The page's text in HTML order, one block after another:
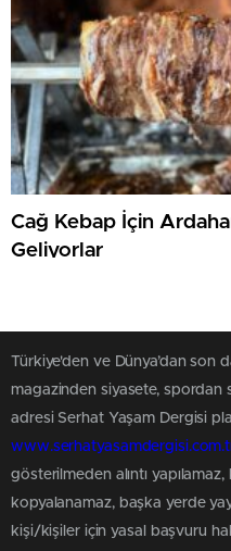
Cağ Kebap İçin
Geliyorlar
Türkiye'den ve Dünya’dan son
magazinden siyasete, spordan
adresi Serhat Yaşam Dergisi
gösterilmeden alıntı
kopyalanamaz, başka yerde
kişi/kişiler için yasal başvuru